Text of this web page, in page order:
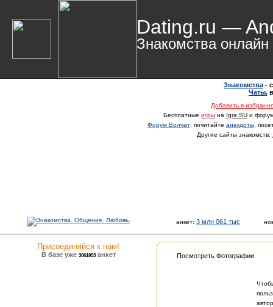
Dating.ru —
Знакомства онлайн
Знакомства -
Чаты,
Добавить в
Бесплатные игры на Igra.SU и
Форум Волчат: почитайте анекдоты,
Другие сайты знакомств:
анкет: 3 млн 061 тыс
Присоединяйся к нам!
В базе уже 3061953анкет Посмотреть Фотографии